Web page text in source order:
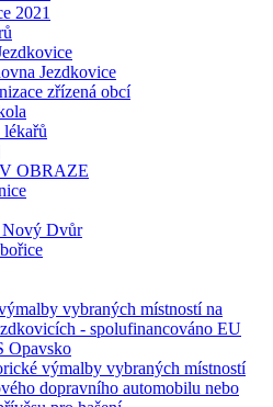
2021
Jezdkovice
zřízená obcí
OBRAZE
Nový Dvůr
vybraných místností na
- spolufinancováno EU
Opavsko
výmalby vybraných místností
dopravního automobilu nebo